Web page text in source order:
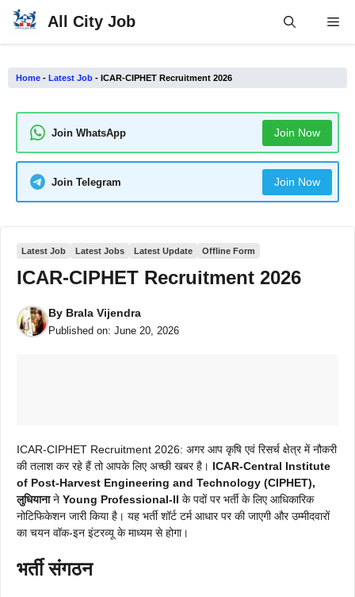
Skip
All City Job
Home - Latest Job - ICAR-CIPHET Recruitment 2026
Join WhatsApp Join Now
Join Telegram Join Now
Latest Job Latest Jobs Latest Update Offline Form
ICAR-CIPHET Recruitment 2026
By Brala Vijendra
Published on: June 20, 2026
ICAR-CIPHET Recruitment 2026: अगर आप कृषि एवं रिसर्च क्षेत्र में नौकरी
की तलाश कर रहे हैं तो आपके लिए अच्छी खबर है। ICAR-Central Institute
of Post-Harvest Engineering and Technology (CIPHET),
लुधियानाने Young Professional-II के पदों पर भर्ती के लिए आधिकारिक
नोटिफिकेशन जारी किया है। यह भर्ती शॉर्ट टर्म आधार पर की जाएगी और उम्मीदवारों
का चयन वॉक-इन इंटरव्यू के माध्यम से होगा।
भर्ती संगठन